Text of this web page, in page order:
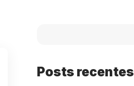
Posts recentes